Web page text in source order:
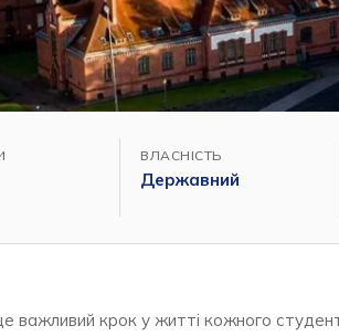
ВЛАСНІСТЬ
Державний
важливий крок у житті кожного